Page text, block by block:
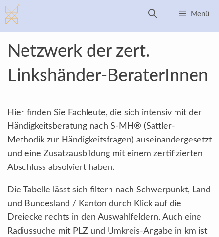
Zum
Inhalt
springen
Menü
Netzwerk der zert.
Linkshänder-BeraterInnen
Hier finden Sie Fachleute, die sich intensiv mit der
Händigkeitsberatung nach S-MH® (Sattler-
Methodik zur Händigkeitsfragen) auseinandergesetzt
und eine Zusatzausbildung mit einem zertifizierten
Abschluss absolviert haben.
Die Tabelle lässt sich filtern nach Schwerpunkt, Land
und Bundesland / Kanton durch Klick auf die
Dreiecke rechts in den Auswahlfeldern. Auch eine
Radiussuche mit PLZ und Umkreis-Angabe in km ist